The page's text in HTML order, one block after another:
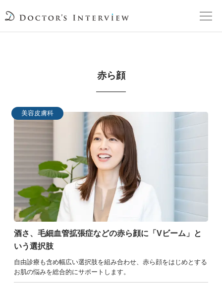
頼れるドクターが教える治療法
街の頼れるドクターたち
SEARCH
⾚ら顔
美容皮膚科
酒さ、毛細血管拡張症などの赤ら顔に「Vビーム」と
いう選択肢
自由診療も含め幅広い選択肢を組み合わせ、赤ら顔をはじめとする
お肌の悩みを総合的にサポートします。